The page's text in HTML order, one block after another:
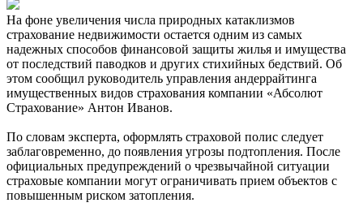
На фоне увеличения числа природных катаклизмов
страхование недвижимости остается одним из самых
надежных способов финансовой защиты жилья и имущества
от последствий паводков и других стихийных бедствий. Об
этом сообщил руководитель управления андеррайтинга
имущественных видов страхования компании «Абсолют
Страхование» Антон Иванов.
По словам эксперта, оформлять страховой полис следует
заблаговременно, до появления угрозы подтопления. После
официальных предупреждений о чрезвычайной ситуации
страховые компании могут ограничивать прием объектов с
повышенным риском затопления.